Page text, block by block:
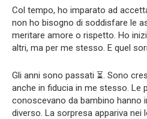
Col tempo, ho imparato ad
non ho bisogno di soddisfare le
meritare amore o rispetto. Ho
altri, ma per me stesso. E quel
Gli anni sono passati ⏳. Sono
anche in fiducia in me stesso. Le
conoscevano da bambino hanno
diverso. La sorpresa appariva nei